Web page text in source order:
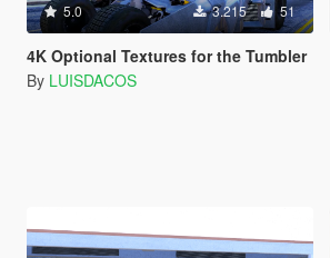
5.0 3.215 51
4K Optional Textures for the Tumbler
By LUISDACOS